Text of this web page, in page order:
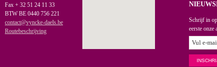
Fax + 32 51 24 11 33
BTW BE 0440 756 221
contact@vyncke-daels.be
Routebeschrijving
Schrijf in
eerste onze